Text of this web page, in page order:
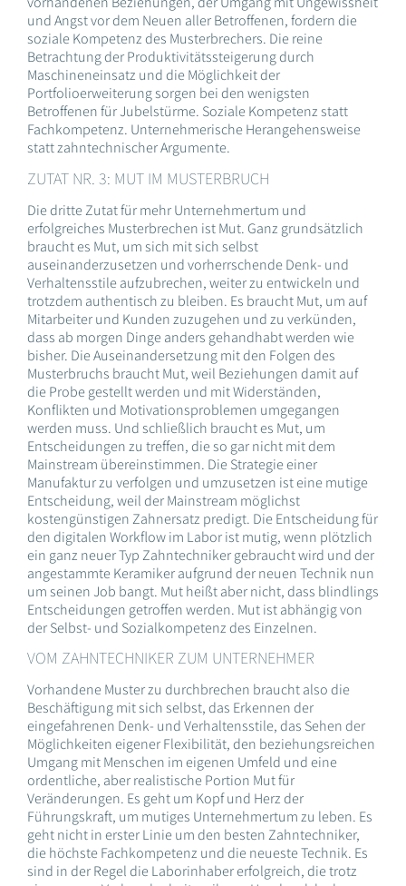
und Angst vor dem Neuen aller Betroffenen, fordern die
soziale Kompetenz des Musterbrechers. Die reine
Betrachtung der Produktivitätssteigerung durch
Maschineneinsatz und die Möglichkeit der
Portfolioerweiterung sorgen bei den wenigsten
Betroffenen für Jubelstürme. Soziale Kompetenz statt
Fachkompetenz. Unternehmerische Herangehensweise
statt zahntechnischer Argumente.
ZUTAT NR. 3: MUT IM MUSTERBRUCH
Die dritte Zutat für mehr Unternehmertum und
erfolgreiches Musterbrechen ist Mut. Ganz grundsätzlich
braucht es Mut, um sich mit sich selbst
auseinanderzusetzen und vorherrschende Denk- und
Verhaltensstile aufzubrechen, weiter zu entwickeln und
trotzdem authentisch zu bleiben. Es braucht Mut, um auf
Mitarbeiter und Kunden zuzugehen und zu verkünden,
dass ab morgen Dinge anders gehandhabt werden wie
bisher. Die Auseinandersetzung mit den Folgen des
Musterbruchs braucht Mut, weil Beziehungen damit auf
die Probe gestellt werden und mit Widerständen,
Konflikten und Motivationsproblemen umgegangen
werden muss. Und schließlich braucht es Mut, um
Entscheidungen zu treffen, die so gar nicht mit dem
Mainstream übereinstimmen. Die Strategie einer
Manufaktur zu verfolgen und umzusetzen ist eine mutige
Entscheidung, weil der Mainstream möglichst
kostengünstigen Zahnersatz predigt. Die Entscheidung für
den digitalen Workflow im Labor ist mutig, wenn plötzlich
ein ganz neuer Typ Zahntechniker gebraucht wird und der
angestammte Keramiker aufgrund der neuen Technik nun
um seinen Job bangt. Mut heißt aber nicht, dass blindlings
Entscheidungen getroffen werden. Mut ist abhängig von
der Selbst- und Sozialkompetenz des Einzelnen.
VOM ZAHNTECHNIKER ZUM UNTERNEHMER
Vorhandene Muster zu durchbrechen braucht also die
Beschäftigung mit sich selbst, das Erkennen der
eingefahrenen Denk- und Verhaltensstile, das Sehen der
Möglichkeiten eigener Flexibilität, den beziehungsreichen
Umgang mit Menschen im eigenen Umfeld und eine
ordentliche, aber realistische Portion Mut für
Veränderungen. Es geht um Kopf und Herz der
Führungskraft, um mutiges Unternehmertum zu leben. Es
geht nicht in erster Linie um den besten Zahntechniker,
die höchste Fachkompetenz und die neueste Technik. Es
sind in der Regel die Laborinhaber erfolgreich, die trotz